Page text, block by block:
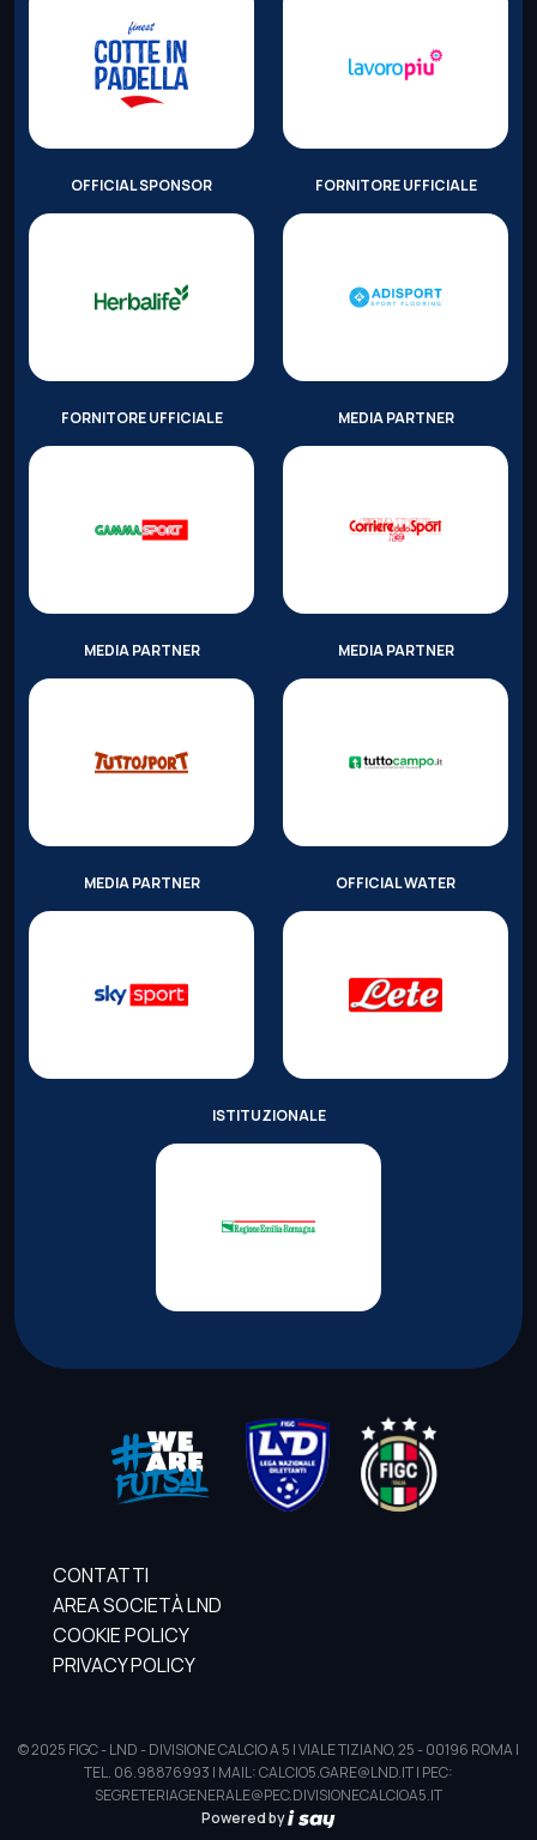
OFFICIAL SPONSOR FORNITORE UFFICIALE
FORNITORE UFFICIALE MEDIA PARTNER
MEDIA PARTNER MEDIA PARTNER
MEDIA PARTNER OFFICIAL WATER
ISTITUZIONALE
CONTATTI
AREA SOCIETÀ LND
COOKIE POLICY
PRIVACY POLICY
© 2025 FIGC - LND - DIVISIONE CALCIO A 5 | VIALE TIZIANO, 25 - 00196 ROMA |
TEL. 06.98876993 | MAIL: CALCIO5.GARE@LND.IT | PEC:
SEGRETERIAGENERALE@PEC.DIVISIONECALCIOA5.IT
Powered by